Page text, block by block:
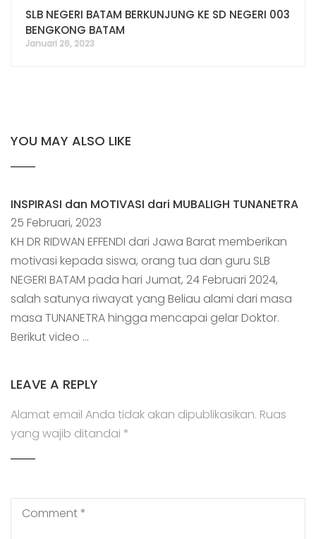
SLB NEGERI BATAM BERKUNJUNG KE SD NEGERI 003
BENGKONG BATAM
Januari 26, 2023
YOU MAY ALSO LIKE
INSPIRASI dan MOTIVASI dari MUBALIGH TUNANETRA
25 Februari, 2023
KH DR RIDWAN EFFENDI dari Jawa Barat memberikan
motivasi kepada siswa, orang tua dan guru SLB
NEGERI BATAM pada hari Jumat, 24 Februari 2024,
salah satunya riwayat yang Beliau alami dari masa
masa TUNANETRA hingga mencapai gelar Doktor.
Berikut video …
LEAVE A REPLY
Alamat email Anda tidak akan dipublikasikan. Ruas
yang wajib ditandai *